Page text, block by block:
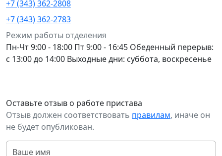
+7 (343) 362-2808
+7 (343) 362-2783
Режим работы отделения
Пн-Чт 9:00 - 18:00 Пт 9:00 - 16:45 Обеденный перерыв:
с 13:00 до 14:00 Выходные дни: суббота, воскресенье
Оставьте отзыв о работе пристава
Отзыв должен соответствовать правилам, иначе он
не будет опубликован.